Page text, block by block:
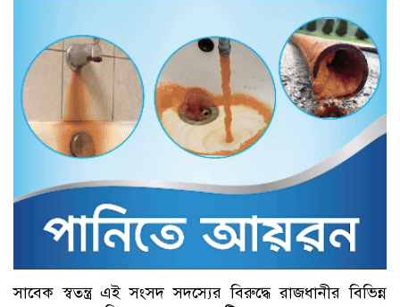
সাবেক স্বতন্ত্র এই সংসদ সদস্যের বিরুদ্ধে রাজধানীর বিভিন্ন